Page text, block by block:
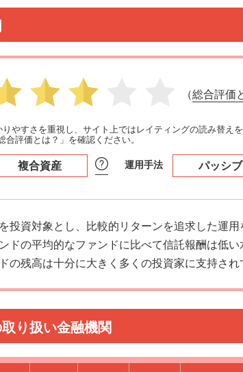
（総合評価
やすさを重視し、サイト上ではレイティングの読み替えを
合評価とは？」を確認ください。
複合資産 運用手法 パッシブ
投資対象とし、比較的リターンを追求した運用
ドの平均的なファンドに比べて信託報酬は低い
の残高は十分に大きく多くの投資家に支持され
り扱い金融機関